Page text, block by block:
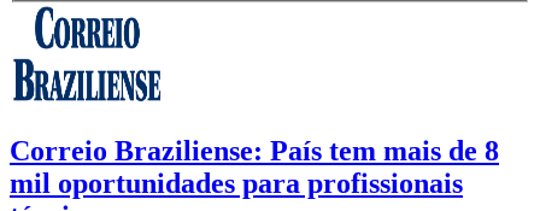
Correio Braziliense: País tem mais de 8
mil oportunidades para profissionais